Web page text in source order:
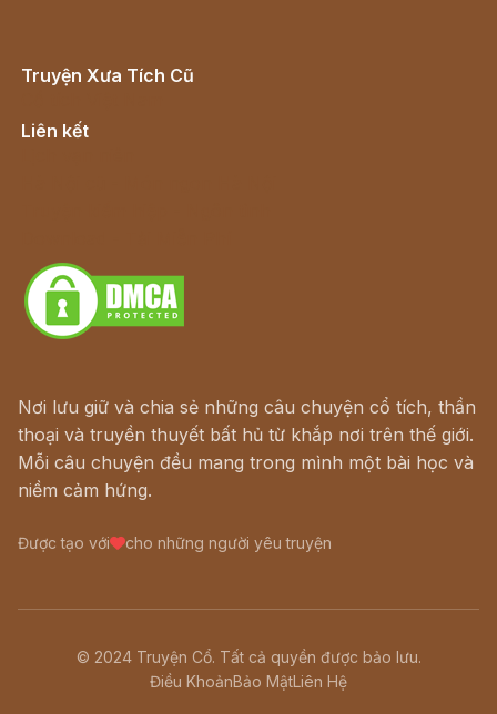
Truyện Xưa Tích Cũ
Liên kết
Nơi lưu giữ và chia sẻ những câu chuyện cổ tích, thần
thoại và truyền thuyết bất hủ từ khắp nơi trên thế giới.
Mỗi câu chuyện đều mang trong mình một bài học và
niềm cảm hứng.
Được tạo với cho những người yêu truyện
© 2024 Truyện Cổ. Tất cả quyền được bảo lưu.
Điều KhoảnBảo MậtLiên Hệ